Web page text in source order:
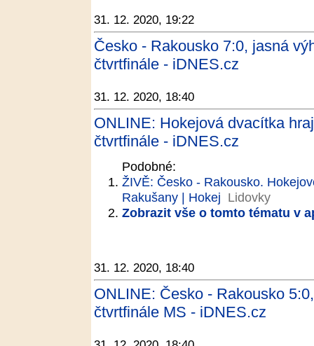
31. 12. 2020, 19:22
Česko - Rakousko 7:0, jasná
čtvrtfinále - iDNES.cz
31. 12. 2020, 18:40
ONLINE: Hokejová dvacítka
čtvrtfinále - iDNES.cz
Podobné:
ŽIVĚ: Česko - Rakousko.
Rakušany | Hokej Lidovky
Zobrazit vše o tomto tématu v
31. 12. 2020, 18:40
ONLINE: Česko - Rakousko
čtvrtfinále MS - iDNES.cz